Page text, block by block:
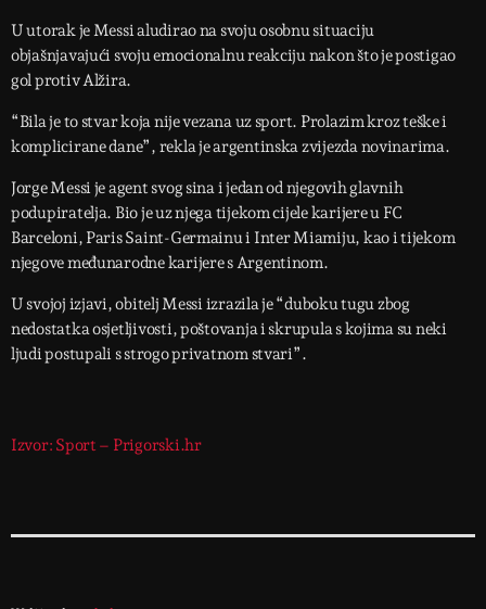
U utorak je Messi aludirao na svoju osobnu situaciju
objašnjavajući svoju emocionalnu reakciju nakon što je postigao
gol protiv Alžira.
“Bila je to stvar koja nije vezana uz sport. Prolazim kroz teške i
komplicirane dane”, rekla je argentinska zvijezda novinarima.
Jorge Messi je agent svog sina i jedan od njegovih glavnih
podupiratelja. Bio je uz njega tijekom cijele karijere u FC
Barceloni, Paris Saint-Germainu i Inter Miamiju, kao i tijekom
njegove međunarodne karijere s Argentinom.
U svojoj izjavi, obitelj Messi izrazila je “duboku tugu zbog
nedostatka osjetljivosti, poštovanja i skrupula s kojima su neki
ljudi postupali s strogo privatnom stvari”.
Izvor: Sport – Prigorski.hr